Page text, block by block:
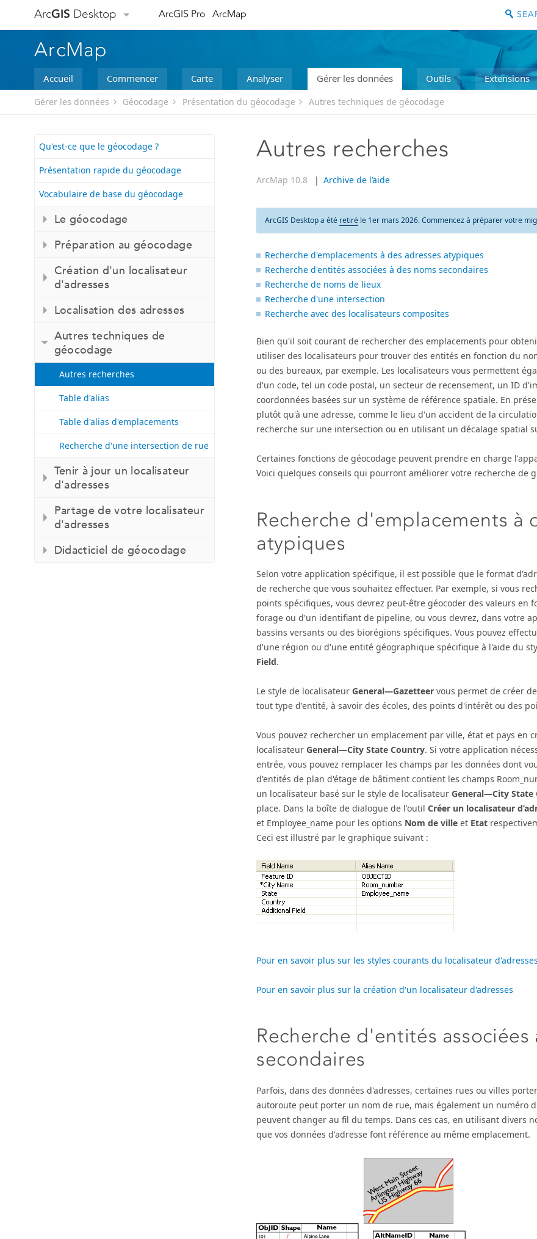
ArcGIS Desktop ArcGIS Pro ArcMap
ArcMap
Accueil Commencer Carte Analyser Gérer les données Outils Extensions
Gérer les données Géocodage Présentation du géocodage Autres techniques de géocodage
Qu'est-ce que le géocodage ?
Présentation rapide du géocodage
Vocabulaire de base du géocodage
Le géocodage
Préparation au géocodage
Création d'un localisateur
d'adresses
Localisation des adresses
Autres techniques de
géocodage
Autres recherches
Table d'alias
Table d'alias d'emplacements
Recherche d'une intersection de rue
Tenir à jour un localisateur
d'adresses
Partage de votre localisateur
d'adresses
Didacticiel de géocodage
Autres recherches
ArcMap 10.8 | Archive de l’aide
ArcGIS Desktop a été retiréle 1er mars 2026. Commencez à préparer votre
Recherche d'emplacements à des adresses atypiques
Recherche d'entités associées à des noms secondaires
Recherche de noms de lieux
Recherche d'une intersection
Recherche avec des localisateurs composites
Bien qu'il soit courant de rechercher des emplacements pour
utiliser des localisateurs pour trouver des entités en fonction du
ou des bureaux, par exemple. Les localisateurs vous permettent
d'un code, tel un code postal, un secteur de recensement, un ID
coordonnées basées sur un système de référence spatiale. En
plutôt qu'à une adresse, comme le lieu d'un accident de la
recherche sur une intersection ou en utilisant un décalage spatial
Certaines fonctions de géocodage peuvent prendre en charge
Voici quelques conseils qui pourront améliorer votre recherche de
Recherche d'emplacements à
atypiques
Selon votre application spécifique, il est possible que le format
de recherche que vous souhaitez effectuer. Par exemple, si vous
points spécifiques, vous devrez peut-être géocoder des valeurs
forage ou d'un identifiant de pipeline, ou vous devrez, dans votre
bassins versants ou des biorégions spécifiques. Vous pouvez
d'une région ou d'une entité géographique spécifique à l'aide du
Field.
Le style de localisateur General—Gazetteer vous permet de créer
tout type d'entité, à savoir des écoles, des points d'intérêt ou des
Vous pouvez rechercher un emplacement par ville, état et pays en
localisateur General—City State Country. Si votre application
entrée, vous pouvez remplacer les champs par les données dont
d'entités de plan d'étage de bâtiment contient les champs
un localisateur basé sur le style de localisateur General—City State
place. Dans la boîte de dialogue de l'outil Créer un localisateur
et Employee_name pour les options Nom de ville et Etat
Ceci est illustré par le graphique suivant :
Pour en savoir plus sur les styles courants du localisateur d'adresses
Pour en savoir plus sur la création d'un localisateur d'adresses
Recherche d'entités associées
secondaires
Parfois, dans des données d'adresses, certaines rues ou villes
autoroute peut porter un nom de rue, mais également un numéro
peuvent changer au fil du temps. Dans ces cas, en utilisant divers
que vos données d'adresse font référence au même emplacement.